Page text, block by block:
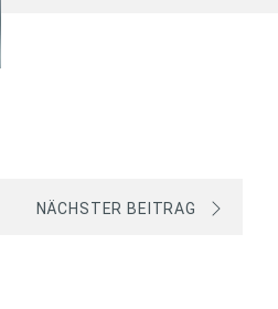
NÄCHSTER BEITRAG